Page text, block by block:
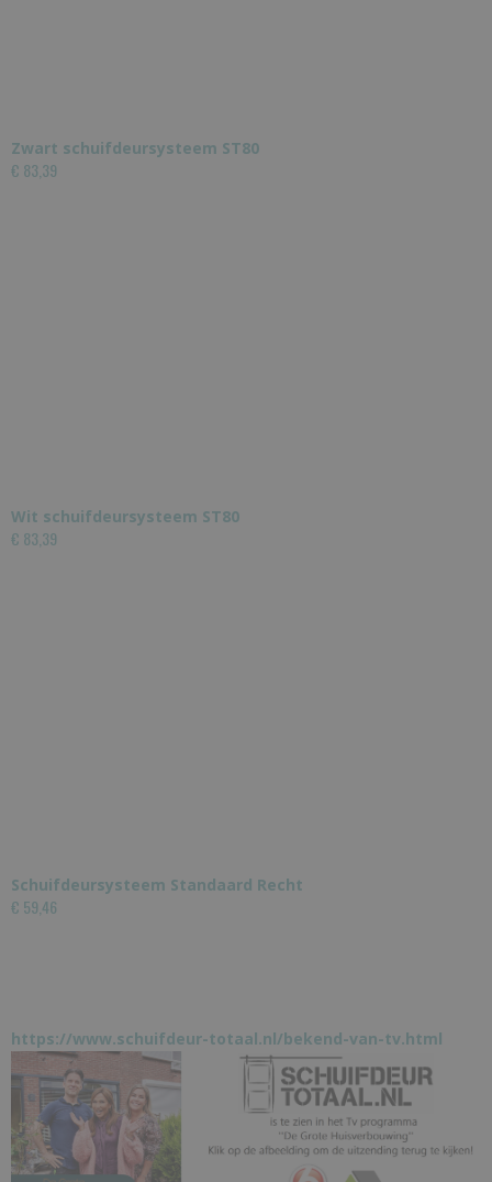
Zwart schuifdeursysteem ST80
€ 83,39
Wit schuifdeursysteem ST80
€ 83,39
Schuifdeursysteem Standaard Recht
€ 59,46
https://www.schuifdeur-totaal.nl/bekend-van-tv.html